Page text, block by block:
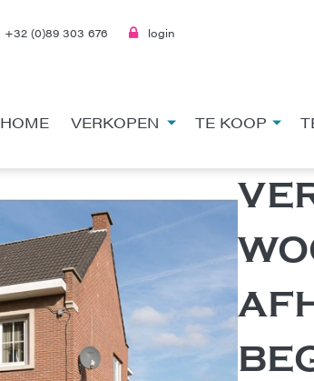
HOME VERKOPEN TE KOOP
+32 (0)89 303 676 login